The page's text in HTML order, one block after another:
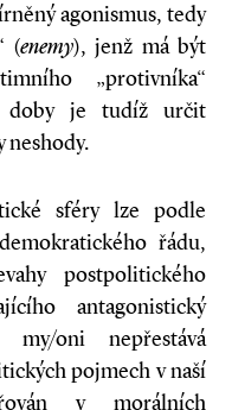
agonismus, tedy
(enemy), jenž má být
„protivníka“
doby je tudíž určit
neshody.
sféry lze podle
řádu,
postpolitického
antagonistický
oni nepřestává
pojmech v naší
v morálních